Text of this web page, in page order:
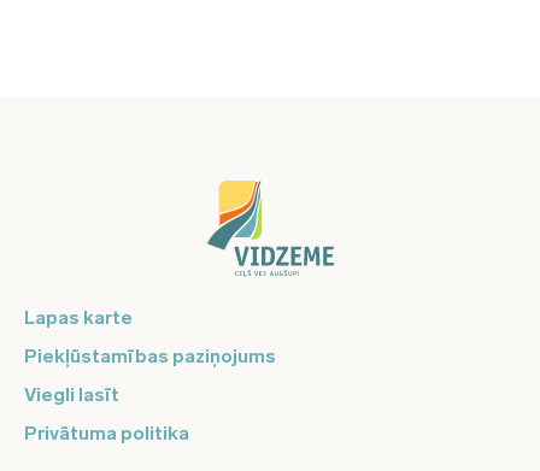
Lapas karte
Piekļūstamības paziņojums
Viegli lasīt
Privātuma politika